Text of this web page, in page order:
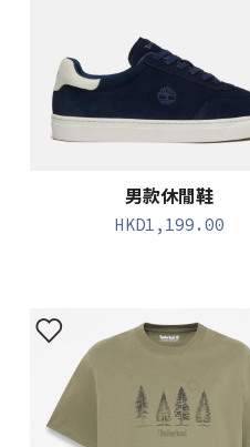
男款休閒鞋
HKD1,199.00